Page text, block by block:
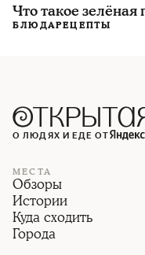
Что такое зелёная
БЛЮДАРЕЦЕПТЫ
О ЛЮДЯХ И ЕДЕ ОТ
МЕСТА
Обзоры
Истории
Куда сходить
Города